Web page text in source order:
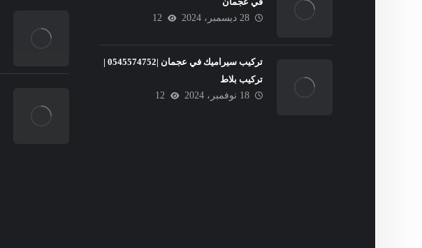
28 ديسمبر، 2024
12
تركيب سيراميك في عجمان |0545574752 |
تركيب بلاط
18 نوفمبر، 2024
12